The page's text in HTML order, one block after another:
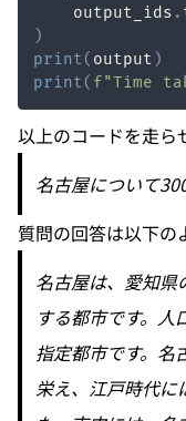
    output_ids
.
)
print( output )
print( f"Time
以上のコードを走ら
名古屋について
質問の回答は以下の
名古屋は、愛知県
する都市です。
指定都市です。名
栄え、江戸時代に